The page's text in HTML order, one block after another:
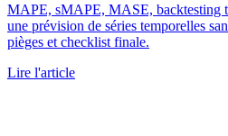
MAPE, sMAPE, MASE, backtesting
une prévision de séries temporelles
pièges et checklist finale.
Lire l'article